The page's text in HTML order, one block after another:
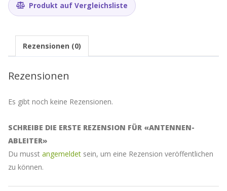
Produkt auf Vergleichsliste
Rezensionen (0)
Rezensionen
Es gibt noch keine Rezensionen.
SCHREIBE DIE ERSTE REZENSION FÜR «ANTENNEN-
ABLEITER»
Du musst angemeldet sein, um eine Rezension veröffentlichen
zu können.